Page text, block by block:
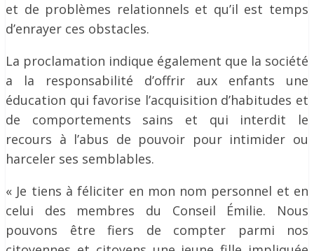
et de problèmes relationnels et qu’il est temps
d’enrayer ces obstacles.
La proclamation indique également que la société
a la responsabilité d’offrir aux enfants une
éducation qui favorise l’acquisition d’habitudes et
de comportements sains et qui interdit le
recours à l’abus de pouvoir pour intimider ou
harceler ses semblables.
« Je tiens à féliciter en mon nom personnel et en
celui des membres du Conseil Émilie. Nous
pouvons être fiers de compter parmi nos